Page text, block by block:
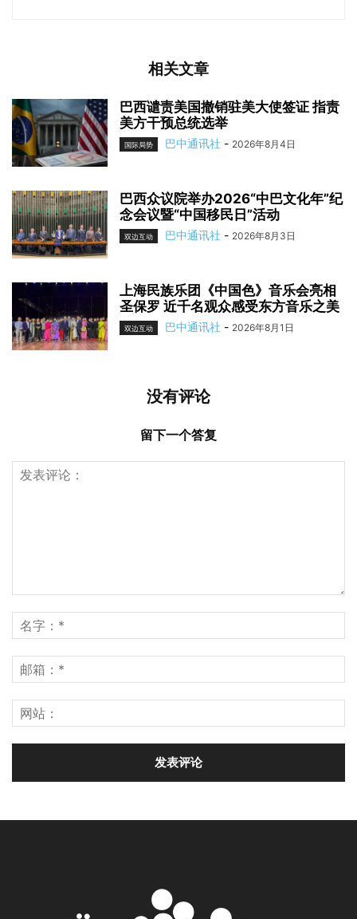
相关文章
巴西谴责美国撤销驻美大使签证 指责
美方干预总统选举
国际局势 巴中通讯社 - 2026年8月4日
巴西众议院举办2026“中巴文化年”纪
念会议暨“中国移民日”活动
双边互动 巴中通讯社 - 2026年8月3日
上海民族乐团《中国色》音乐会亮相
圣保罗 近千名观众感受东方音乐之美
双边互动 巴中通讯社 - 2026年8月1日
没有评论
留下一个答复